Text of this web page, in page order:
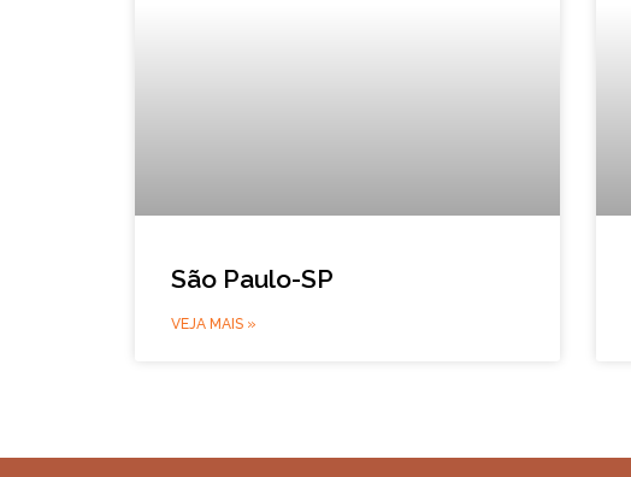
São Paulo-SP
VEJA MAIS »